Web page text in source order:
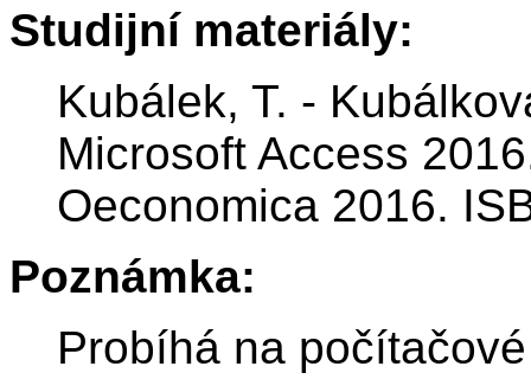
Studijní materiály:
Kubálek, T. -
Microsoft Access
Oeconomica 2016.
Poznámka:
Probíhá na